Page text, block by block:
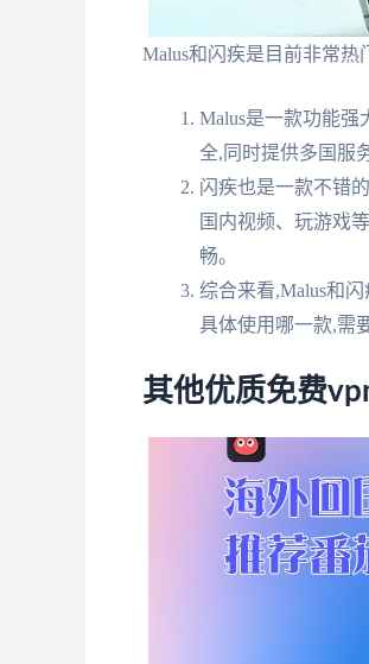
Malus和闪疾是目前非常热
Malus是一款功能
全,同时提供多国服
闪疾也是一款不错
国内视频、玩游戏
畅。
综合来看,Malus和
具体使用哪一款,需
其他优质免费